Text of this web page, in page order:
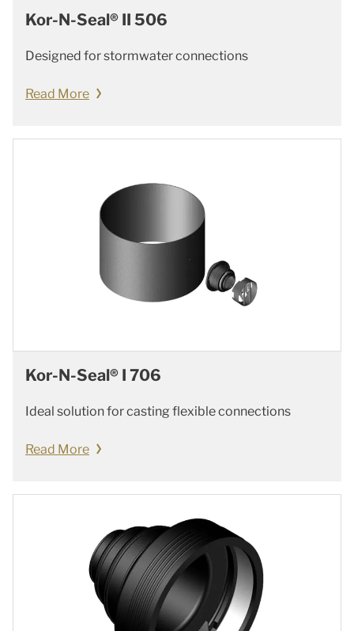
Kor-N-Seal® II 506
Designed for stormwater connections
Read More
Kor-N-Seal® I 706
Ideal solution for casting flexible connections
Read More